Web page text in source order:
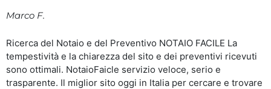
Marco F.
Ricerca del Notaio e del Preventivo NOTAIO FACILE La
tempestività e la chiarezza del sito e dei preventivi ricevuti
sono ottimali. NotaioFaicle servizio veloce, serio e
trasparente. Il miglior sito oggi in Italia per cercare e trovare